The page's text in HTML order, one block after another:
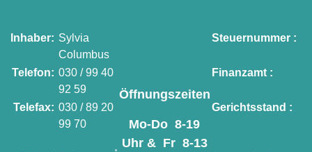
Inhaber: Sylvia
Columbus
Öffnungszeiten
Mo-Do 8-19
Uhr & Fr 8-13
Steuernummer :
Telefon: 030 / 99 40
92 59
Finanzamt :
Telefax: 030 / 89 20
99 70
Gerichtsstand :